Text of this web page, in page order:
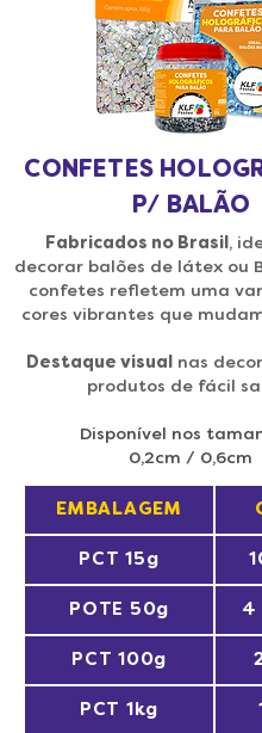
CONFETES
P/ BALÃO
Fabricados no Brasil ,
decorar balões de látex ou
confetes refletem uma
cores vibrantes que
Destaque visual nas
produtos de fácil
Disponível nos
0,2cm / 0,6cm
EMBALAGEM
PCT 15g
POTE 50g 4
PCT 100g
PCT 1kg